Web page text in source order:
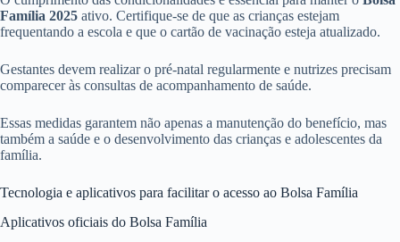
Família 2025 ativo. Certifique-se de que as crianças estejam
frequentando a escola e que o cartão de vacinação esteja atualizado.
Gestantes devem realizar o pré-natal regularmente e nutrizes precisam
comparecer às consultas de acompanhamento de saúde.
Essas medidas garantem não apenas a manutenção do benefício, mas
também a saúde e o desenvolvimento das crianças e adolescentes da
família.
Tecnologia e aplicativos para facilitar o acesso ao Bolsa Família
Aplicativos oficiais do Bolsa Família